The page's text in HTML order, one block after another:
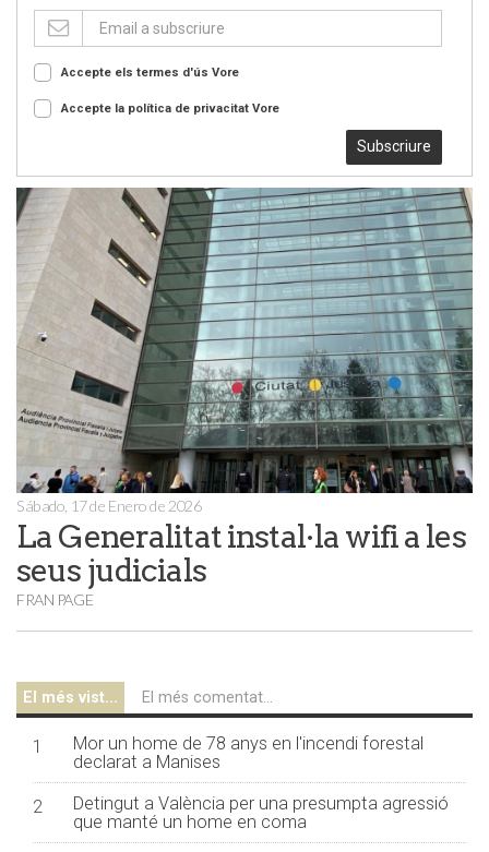
Accepte els termes d'ús Vore
Accepte la política de privacitat Vore
Subscriure
Sábado, 17 de Enero de 2026
La Generalitat instal·la wifi a les
seus judicials
FRAN PAGE
El més vist... El més comentat...
1
Mor un home de 78 anys en l'incendi forestal
declarat a Manises
2
Detingut a València per una presumpta agressió
que manté un home en coma